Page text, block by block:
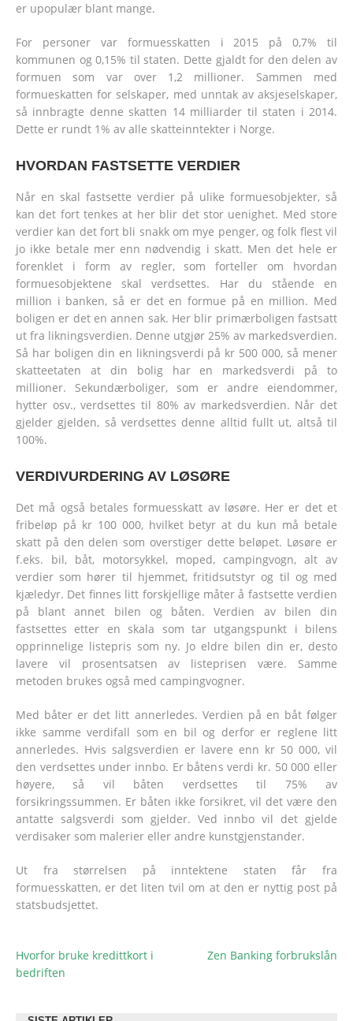
er upopulær blant mange.
For personer var formuesskatten i 2015 på 0,7% til
kommunen og 0,15% til staten. Dette gjaldt for den delen av
formuen som var over 1,2 millioner. Sammen med
formueskatten for selskaper, med unntak av aksjeselskaper,
så innbragte denne skatten 14 milliarder til staten i 2014.
Dette er rundt 1% av alle skatteinntekter i Norge.
HVORDAN FASTSETTE VERDIER
Når en skal fastsette verdier på ulike formuesobjekter, så
kan det fort tenkes at her blir det stor uenighet. Med store
verdier kan det fort bli snakk om mye penger, og folk flest vil
jo ikke betale mer enn nødvendig i skatt. Men det hele er
forenklet i form av regler, som forteller om hvordan
formuesobjektene skal verdsettes. Har du stående en
million i banken, så er det en formue på en million. Med
boligen er det en annen sak. Her blir primærboligen fastsatt
ut fra likningsverdien. Denne utgjør 25% av markedsverdien.
Så har boligen din en likningsverdi på kr 500 000, så mener
skatteetaten at din bolig har en markedsverdi på to
millioner. Sekundærboliger, som er andre eiendommer,
hytter osv., verdsettes til 80% av markedsverdien. Når det
gjelder gjelden, så verdsettes denne alltid fullt ut, altså til
100%.
VERDIVURDERING AV LØSØRE
Det må også betales formuesskatt av løsøre. Her er det et
fribeløp på kr 100 000, hvilket betyr at du kun må betale
skatt på den delen som overstiger dette beløpet. Løsøre er
f.eks. bil, båt, motorsykkel, moped, campingvogn, alt av
verdier som hører til hjemmet, fritidsutstyr og til og med
kjæledyr. Det finnes litt forskjellige måter å fastsette verdien
på blant annet bilen og båten. Verdien av bilen din
fastsettes etter en skala som tar utgangspunkt i bilens
opprinnelige listepris som ny. Jo eldre bilen din er, desto
lavere vil prosentsatsen av listeprisen være. Samme
metoden brukes også med campingvogner.
Med båter er det litt annerledes. Verdien på en båt følger
ikke samme verdifall som en bil og derfor er reglene litt
annerledes. Hvis salgsverdien er lavere enn kr 50 000, vil
den verdsettes under innbo. Er båtens verdi kr. 50 000 eller
høyere, så vil båten verdsettes til 75% av
forsikringssummen. Er båten ikke forsikret, vil det være den
antatte salgsverdi som gjelder. Ved innbo vil det gjelde
verdisaker som malerier eller andre kunstgjenstander.
Ut fra størrelsen på inntektene staten får fra
formuesskatten, er det liten tvil om at den er nyttig post på
statsbudsjettet.
POST
NAVIGATION
Hvorfor bruke kredittkort i
bedriften
Zen Banking forbrukslån